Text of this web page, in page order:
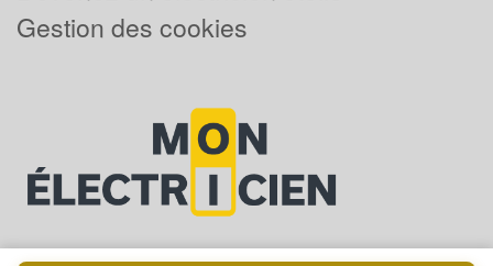
Gestion des cookies